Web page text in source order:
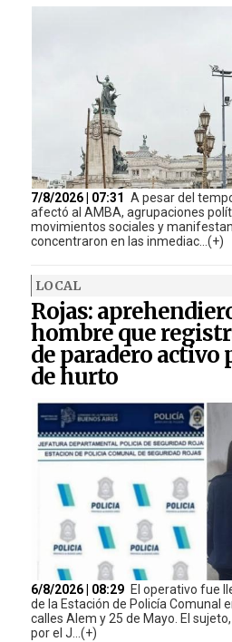
7/8/2026 | 07:31 A pesar del
afectó al AMBA, agrupaciones
movimientos sociales y
concentraron en las inmediac...(+)
LOCAL
Rojas:
hombre que
de paradero activo
de hurto
6/8/2026 | 08:29 El operativo fue
de la Estación de Policía Comunal
calles Alem y 25 de Mayo. El
por el J...(+)